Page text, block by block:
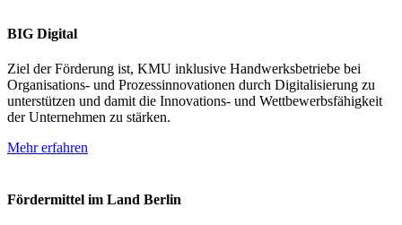
BIG Digital
Ziel der Förderung ist, KMU inklusive Handwerksbetriebe bei
Organisations- und Prozessinnovationen durch Digitalisierung zu
unterstützen und damit die Innovations- und Wettbewerbsfähigkeit
der Unternehmen zu stärken.
Mehr erfahren
Fördermittel im Land Berlin